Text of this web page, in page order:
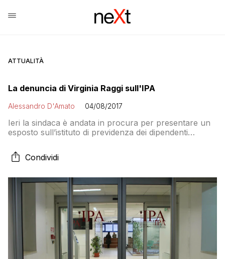
ATTUALITÀ
La denuncia di Virginia Raggi sull'IPA
Alessandro D'Amato 04/08/2017
Ieri la sindaca è andata in procura per presentare un
esposto sull’istituto di previdenza dei dipendenti
nel corso dell’ultima gestione commissariale: prestiti
concessi in modo irregolare e, soprattutto, il business
appalti assegnati in modo diretto e senza gara
pubblica, per almeno 500mila euro
Condividi